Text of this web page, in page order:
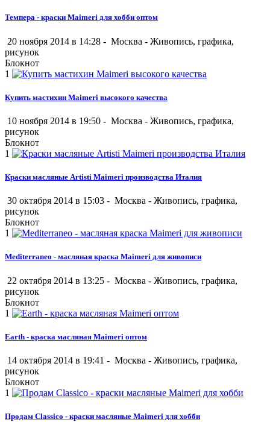
Темпера - краски Maimeri для хобби оптом
20 ноября 2014 в 14:28 - Москва - Живопись, графика,
рисунок
Блокнот
1
Купить мастихин Maimeri высокого качества
10 ноября 2014 в 19:50 - Москва - Живопись, графика,
рисунок
Блокнот
1
Краски масляные Artisti Maimeri производства Италия
30 октября 2014 в 15:03 - Москва - Живопись, графика,
рисунок
Блокнот
1
Mediterraneo - масляная краска Maimeri для живописи
22 октября 2014 в 13:25 - Москва - Живопись, графика,
рисунок
Блокнот
1
Earth - краска масляная Maimeri оптом
14 октября 2014 в 19:41 - Москва - Живопись, графика,
рисунок
Блокнот
1
Продам Classico - краски масляные Maimeri для хобби